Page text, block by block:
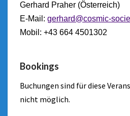
Gerhard Praher (Österreich)
E-Mail: gerhard@cosmic-
Mobil: +43 664 4501302
Bookings
Buchungen sind für diese
nicht möglich.